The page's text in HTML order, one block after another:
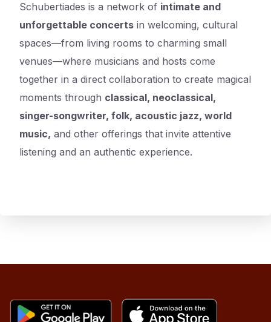
Schubertiades is a network of intimate and
unforgettable concerts in welcoming, cultural
spaces—from living rooms to charming small
venues—where musicians and hosts come
together in a direct collaboration to create magical
moments through classical, neoclassical,
singer-songwriter, folk, acoustic jazz, world
music, and other offerings that invite attentive
listening and an authentic experience.